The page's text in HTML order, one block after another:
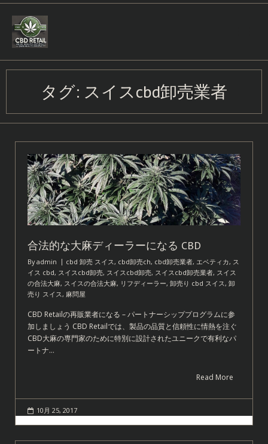
Skip
content
タグ: スイスcbd卸売業者
合法的な大麻ディーラーになる CBD
Byadmin cbd 卸売 スイス , cbd卸売ch, cbd卸売業者, エベティカ, ス
イス cbd, スイスcbd卸売, スイスcbd卸売, スイスcbd卸売業者, スイス
の合法大麻, スイスの合法大麻, リフディーラー, 卸売り cbd スイス , 卸
売り スイス , 麻問屋
CBD Retailの再販業者になる – パートナーシッププログラムに参
加しましょう CBD Retailでは、製品の品質と信頼性に情熱を注ぐ
CBD大麻の専門家のために特別に設計されたユニークで有利なパ
ートナ…
Read More
10月 25, 2017